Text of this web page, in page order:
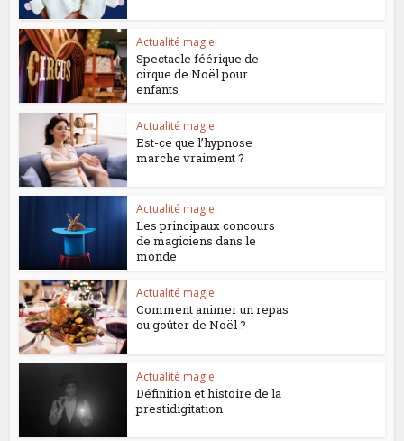
Actualité magie
Spectacle féérique de
cirque de Noël pour
enfants
Actualité magie
Est-ce que l’hypnose
marche vraiment ?
Actualité magie
Les principaux concours
de magiciens dans le
monde
Actualité magie
Comment animer un repas
ou goûter de Noël ?
Actualité magie
Définition et histoire de la
prestidigitation